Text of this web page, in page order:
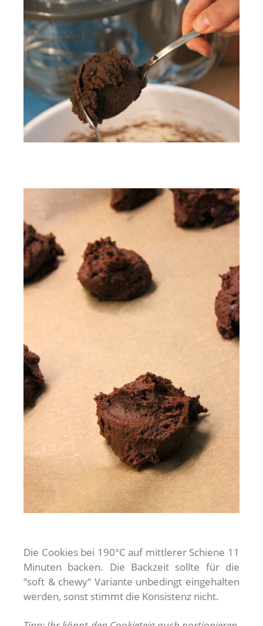
Die Cookies bei 190°C auf mittlerer Schiene 11
Minuten backen. Die Backzeit sollte für die
“soft & chewy“ Variante unbedingt eingehalten
werden, sonst stimmt die Konsistenz nicht.